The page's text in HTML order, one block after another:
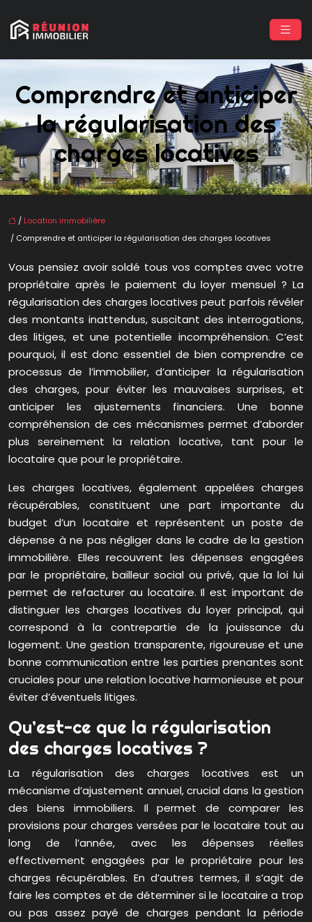
Comprendre et anticiper
la régularisation des
charges locatives
/ Location immobilière
/ Comprendre et anticiper la régularisation des charges locatives
Vous pensiez avoir soldé tous vos comptes avec votre
propriétaire après le paiement du loyer mensuel ? La
régularisation des charges locatives peut parfois révéler
des montants inattendus, suscitant des interrogations,
des litiges, et une potentielle incompréhension. C’est
pourquoi, il est donc essentiel de bien comprendre ce
processus de l’immobilier, d’anticiper la régularisation
des charges, pour éviter les mauvaises surprises, et
anticiper les ajustements financiers. Une bonne
compréhension de ces mécanismes permet d’aborder
plus sereinement la relation locative, tant pour le
locataire que pour le propriétaire.
Les charges locatives, également appelées charges
récupérables, constituent une part importante du
budget d’un locataire et représentent un poste de
dépense à ne pas négliger dans le cadre de la gestion
immobilière. Elles recouvrent les dépenses engagées
par le propriétaire, bailleur social ou privé, que la loi lui
permet de refacturer au locataire. Il est important de
distinguer les charges locatives du loyer principal, qui
correspond à la contrepartie de la jouissance du
logement. Une gestion transparente, rigoureuse et une
bonne communication entre les parties prenantes sont
cruciales pour une relation locative harmonieuse et pour
éviter d’éventuels litiges.
Qu’est-ce que la régularisation
des charges locatives ?
La régularisation des charges locatives est un
mécanisme d’ajustement annuel, crucial dans la gestion
des biens immobiliers. Il permet de comparer les
provisions pour charges versées par le locataire tout au
long de l’année, avec les dépenses réelles
effectivement engagées par le propriétaire pour les
charges récupérables. En d’autres termes, il s’agit de
faire les comptes et de déterminer si le locataire a trop
ou pas assez payé de charges pendant la période